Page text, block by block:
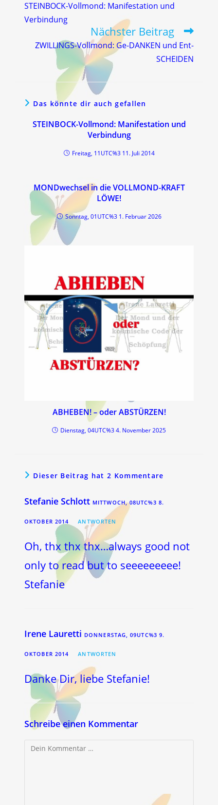
ansehen
STEINBOCK-Vollmond: Manifestation und
Verbindung
Nächster Beitrag
ZWILLINGS-Vollmond: Ge-DANKEN und Ent-
SCHEIDEN
Das könnte dir auch gefallen
STEINBOCK-Vollmond: Manifestation und
Verbindung
Freitag, 11UTC%3 11. Juli 2014
MONDwechsel in die VOLLMOND-KRAFT
LÖWE!
Sonntag, 01UTC%3 1. Februar 2026
ABHEBEN! – oder ABSTÜRZEN!
Dienstag, 04UTC%3 4. November 2025
Dieser Beitrag hat 2 Kommentare
Stefanie Schlott MITTWOCH, 08UTC%3 8.
OKTOBER 2014 ANTWORTEN
Oh, thx thx thx…always good not
only to read but to seeeeeeeee!
Stefanie
Irene Lauretti DONNERSTAG, 09UTC%3 9.
OKTOBER 2014 ANTWORTEN
Danke Dir, liebe Stefanie!
Schreibe einen Kommentar
Kommentar